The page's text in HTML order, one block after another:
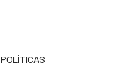
POLÍTICAS